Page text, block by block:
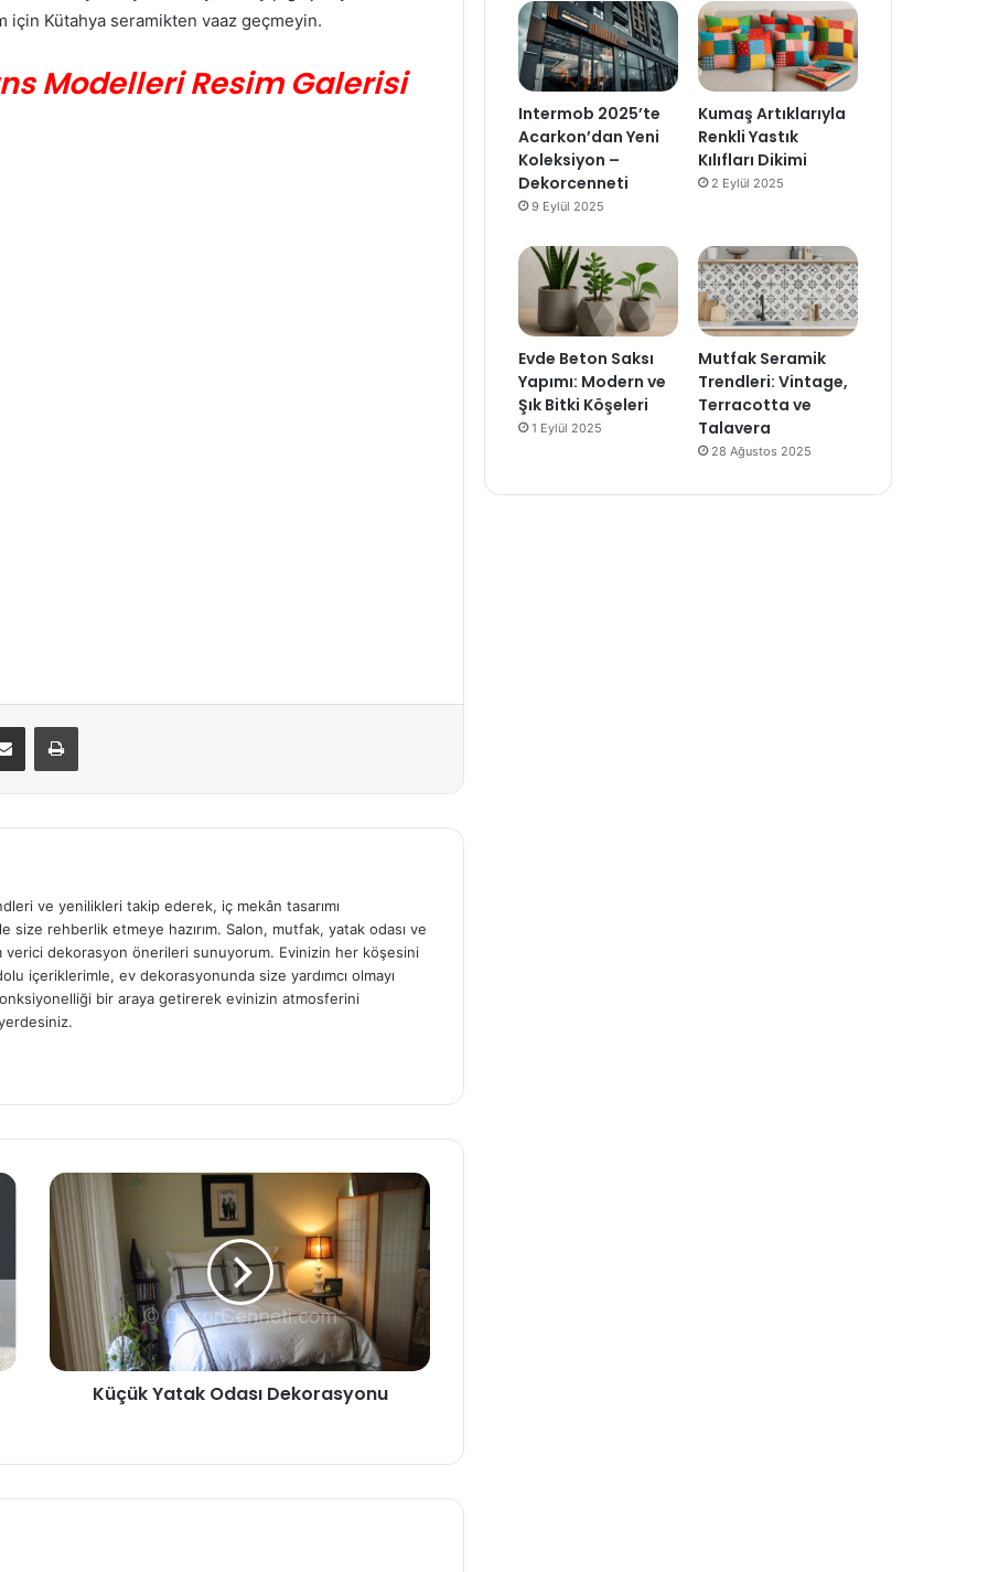
için Kütahya seramikten vaaz geçmeyin.
Modelleri Resim Galerisi
ve yenilikleri takip ederek, iç mekân tasarımı
size rehberlik etmeye hazırım. Salon, mutfak, yatak odası ve
verici dekorasyon önerileri sunuyorum. Evinizin her köşesini
içeriklerimle, ev dekorasyonunda size yardımcı olmayı
bir araya getirerek evinizin atmosferini
Küçük Yatak Odası Dekorasyonu
Intermob 2025’te
Acarkon’dan Yeni
Koleksiyon –
Dekorcenneti
9 Eylül 2025
Kumaş Artıklarıyla
Renkli Yastık
Kılıfları Dikimi
2 Eylül 2025
Evde Beton Saksı
Yapımı: Modern ve
Şık Bitki Köşeleri
1 Eylül 2025
Mutfak Seramik
Trendleri: Vintage,
Terracotta ve
Talavera
28 Ağustos 2025